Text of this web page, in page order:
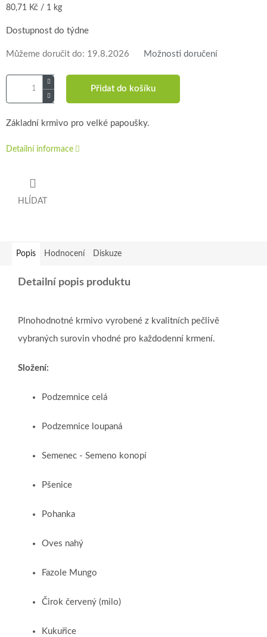
Měrná
80,71 Kč / 1 kg
Dostupnost do týdne
Můžeme doručit do: 19.8.2026 Možnosti doručení
Přidat do košíku
Základní krmivo pro velké papoušky.
Detailní informace
HLÍDAT
Popis Hodnocení Diskuze
Detailní popis produktu
Plnohodnotné krmivo vyrobené z kvalitních pečlivě
vybraných surovin vhodné pro každodenní krmení.
Složení:
Podzemnice celá
Podzemnice loupaná
Semenec - Semeno konopí
Pšenice
Pohanka
Oves nahý
Fazole Mungo
Čirok červený (milo)
Kukuřice